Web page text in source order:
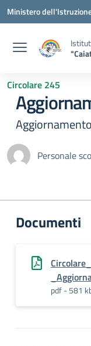
Vai ai contenuti
Vai al menu di
Vai al footer
Ministero
Circolare 245
Personale
Documenti
pdf - 581